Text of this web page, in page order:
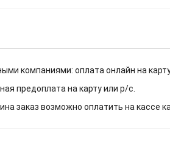
компаниями: оплата онлайн на
предоплата на карту или р/с.
заказ возможно оплатить на кассе